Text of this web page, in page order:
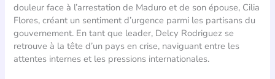
douleur face à l’arrestation de Maduro et de son épouse, Cilia
Flores, créant un sentiment d’urgence parmi les partisans du
gouvernement. En tant que leader, Delcy Rodriguez se
retrouve à la tête d’un pays en crise, naviguant entre les
attentes internes et les pressions internationales.